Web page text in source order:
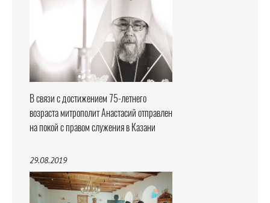
В связи с достижением 75-летнего
возраста митрополит Анастасий отправлен
на покой с правом служения в Казани
29.08.2019